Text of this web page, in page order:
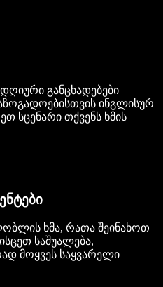
განცხადებები
ინგლისურ
სცენარი თქვენს ხმის
ხმა, რათა შეინახოთ
საშუალება,
მოყვეს საყვარელი